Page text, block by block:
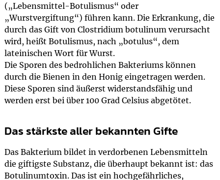
(„Lebensmittel-Botulismus“ oder
„Wurstvergiftung“) führen kann. Die Erkrankung, die
durch das Gift von Clostridium botulinum verursacht
wird, heißt Botulismus, nach „botulus“, dem
lateinischen Wort für Wurst.
Die Sporen des bedrohlichen Bakteriums können
durch die Bienen in den Honig eingetragen werden.
Diese Sporen sind äußerst widerstandsfähig und
werden erst bei über 100 Grad Celsius abgetötet.
Das stärkste aller bekannten Gifte
Das Bakterium bildet in verdorbenen Lebensmitteln
die giftigste Substanz, die überhaupt bekannt ist: das
Botulinumtoxin. Das ist ein hochgefährliches,